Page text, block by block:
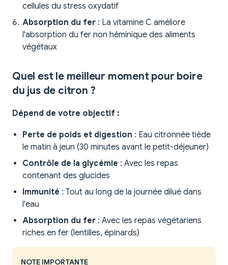
cellules du stress oxydatif
Absorption du fer : La vitamine C améliore
l'absorption du fer non héminique des aliments
végétaux
Quel est le meilleur moment pour boire
du jus de citron ?
Dépend de votre objectif :
Perte de poids et digestion : Eau citronnée tiède
le matin à jeun (30 minutes avant le petit-déjeuner)
Contrôle de la glycémie : Avec les repas
contenant des glucides
Immunité : Tout au long de la journée dilué dans
l'eau
Absorption du fer : Avec les repas végétariens
riches en fer (lentilles, épinards)
NOTE IMPORTANTE